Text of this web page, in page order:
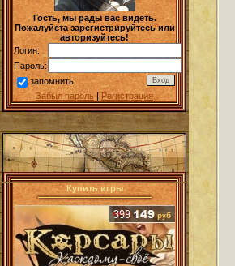
Гость, мы рады вас видеть.
Пожалуйста зарегистрируйтесь или
авторизуйтесь!
Логин:
Пароль:
запомнить
Забыл пароль|Регистрация
Купить игры